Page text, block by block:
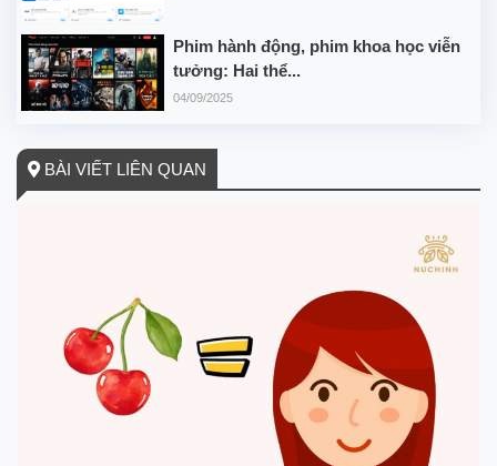
Phim hành động, phim khoa học viễn
tưởng: Hai thể...
04/09/2025
BÀI VIẾT LIÊN QUAN